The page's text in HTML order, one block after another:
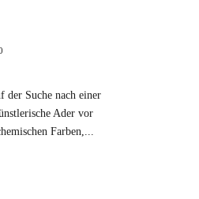
Suche nach einer
Ader vor
Farben,...